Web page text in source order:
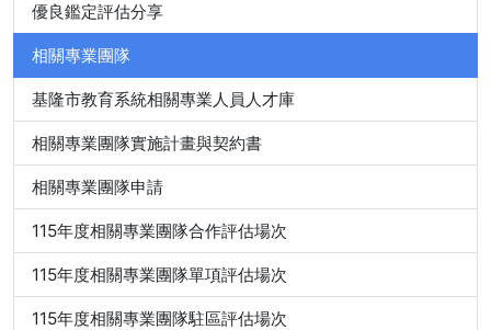
優良鑑定評估分享
相關專業團隊
基隆市教育系統相關專業人員人才庫
相關專業團隊實施計畫與契約書
相關專業團隊申請
115年度相關專業團隊合作評估場次
115年度相關專業團隊單項評估場次
115年度相關專業團隊駐區評估場次